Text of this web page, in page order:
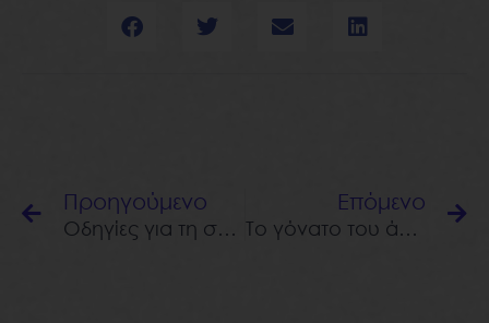
Προηγούμενο
Οδηγίες για τη σεξουαλική ζωή μετά από αρθροπλαστική του ισχίου
Επόμενο
Το γόνατο του άλτη – JUMPER’S KNEE